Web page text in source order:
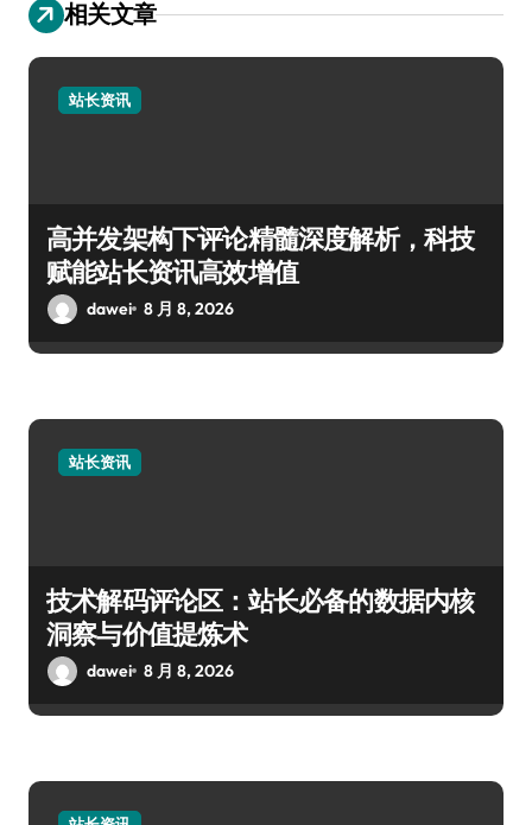
相关文章
站长资讯
高并发架构下评论精髓深度解析，科技
赋能站长资讯高效增值
dawei 8 月 8, 2026
站长资讯
技术解码评论区：站长必备的数据内核
洞察与价值提炼术
dawei 8 月 8, 2026